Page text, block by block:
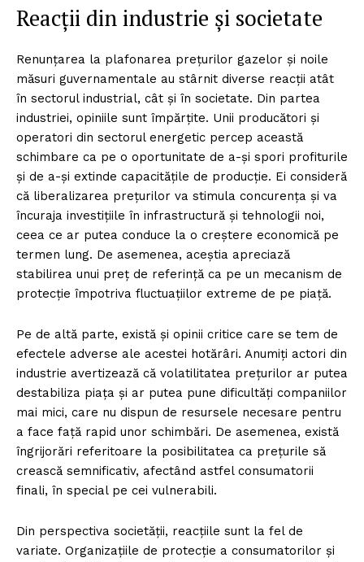
Reacții din industrie și societate
Renunțarea la plafonarea prețurilor gazelor și noile
măsuri guvernamentale au stârnit diverse reacții atât
în sectorul industrial, cât și în societate. Din partea
industriei, opiniile sunt împărțite. Unii producători și
operatori din sectorul energetic percep această
schimbare ca pe o oportunitate de a-și spori profiturile
și de a-și extinde capacitățile de producție. Ei consideră
că liberalizarea prețurilor va stimula concurența și va
încuraja investițiile în infrastructură și tehnologii noi,
ceea ce ar putea conduce la o creștere economică pe
termen lung. De asemenea, aceștia apreciază
stabilirea unui preț de referință ca pe un mecanism de
protecție împotriva fluctuațiilor extreme de pe piață.
Pe de altă parte, există și opinii critice care se tem de
efectele adverse ale acestei hotărâri. Anumiți actori din
industrie avertizează că volatilitatea prețurilor ar putea
destabiliza piața și ar putea pune dificultăți companiilor
mai mici, care nu dispun de resursele necesare pentru
a face față rapid unor schimbări. De asemenea, există
îngrijorări referitoare la posibilitatea ca prețurile să
crească semnificativ, afectând astfel consumatorii
finali, în special pe cei vulnerabili.
Din perspectiva societății, reacțiile sunt la fel de
variate. Organizațiile de protecție a consumatorilor și